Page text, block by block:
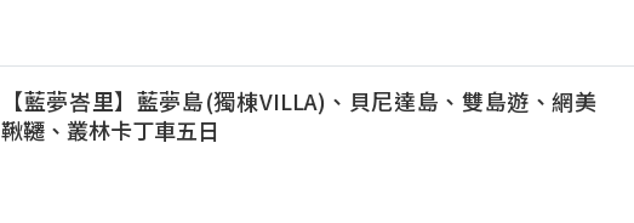
【藍夢峇里】藍夢島(獨棟VILLA)、貝尼達島、雙島遊、網美
鞦韆、叢林卡丁車五日